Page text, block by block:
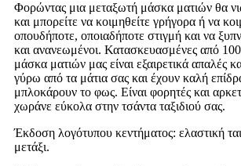
Φορώντας μια μεταξωτή μάσκα ματιών θα
και μπορείτε να κοιμηθείτε γρήγορα ή να
οπουδήποτε, οποιαδήποτε στιγμή και να
και ανανεωμένοι. Κατασκευασμένες από
μάσκα ματιών μας είναι εξαιρετικά απαλές
γύρω από τα μάτια σας και έχουν καλή
μπλοκάρουν το φως. Είναι φορητές και
χωράνε εύκολα στην τσάντα ταξιδιού σας.
Έκδοση λογότυπου κεντήματος: ελαστική
μετάξι.